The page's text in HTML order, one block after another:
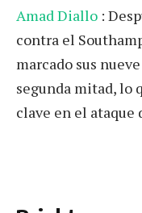
Amad Diallo :
contra el
marcado sus
segunda mitad, lo
clave en el ataque